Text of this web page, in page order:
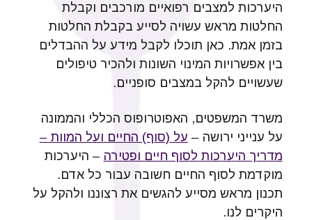
היערכות למצבים רפואיים מורכבים וקבלת
החלטות מראש עשויה לסייע בקבלת החלטות
בזמן אמת. כאן תוכלו לקבל מידע על ההבדלים
בין אפשרויות המינוי השונות ולהכיר טיפולים
שעשויים להקל במצבים סופניים.
משרד המשפטים, האפוטרופוס הכללי והממונה
על ענייני ירושה – על (סוף) החיים ועל המוות –
מדריך היערכות לסוף חיים ופטירה – היערכות
מוקדמת לסוף החיים חשובה עבור כל אדם.
תכנון מראש מסייע להגשים את רצוננו ולהקל על
היקרים לנו.